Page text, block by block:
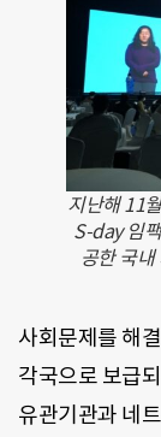
지난해 11
S-day 임
공한 국
사회문제를 해
각국으로 보급
유관기관과 네